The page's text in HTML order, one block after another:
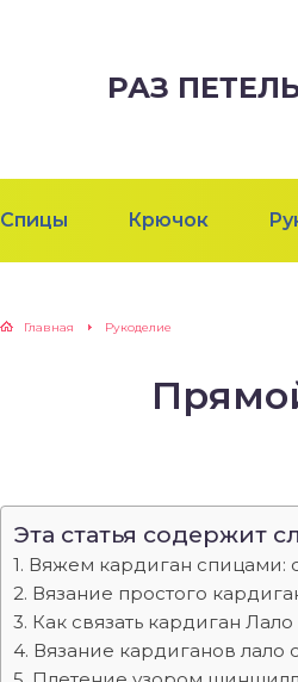
РАЗ
Спицы Крючок
Главная Рукоделие
Эта статья содержит
Вяжем кардиган спицами:
Вязание простого
Как связать кардиган Лало
Вязание кардиганов лало